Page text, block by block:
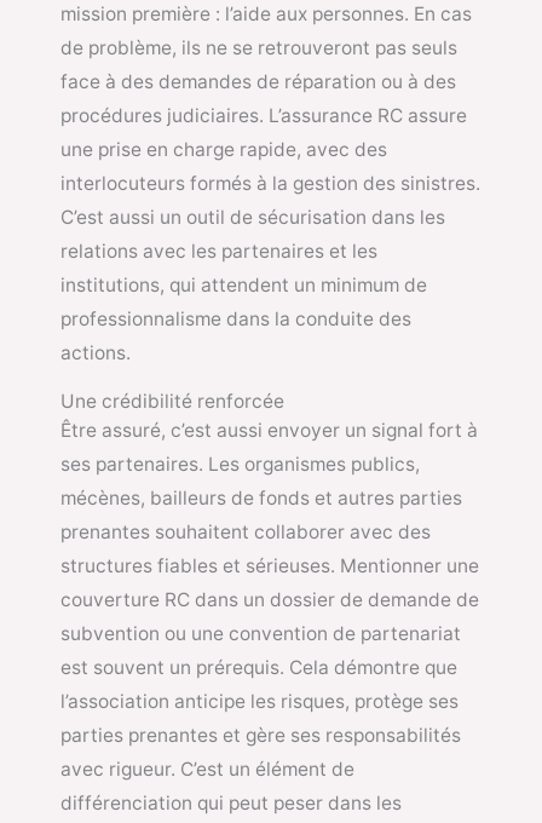
mission première : l’aide aux personnes. En cas
de problème, ils ne se retrouveront pas seuls
face à des demandes de réparation ou à des
procédures judiciaires. L’assurance RC assure
une prise en charge rapide, avec des
interlocuteurs formés à la gestion des sinistres.
C’est aussi un outil de sécurisation dans les
relations avec les partenaires et les
institutions, qui attendent un minimum de
professionnalisme dans la conduite des
actions.
Une crédibilité renforcée
Être assuré, c’est aussi envoyer un signal fort à
ses partenaires. Les organismes publics,
mécènes, bailleurs de fonds et autres parties
prenantes souhaitent collaborer avec des
structures fiables et sérieuses. Mentionner une
couverture RC dans un dossier de demande de
subvention ou une convention de partenariat
est souvent un prérequis. Cela démontre que
l’association anticipe les risques, protège ses
parties prenantes et gère ses responsabilités
avec rigueur. C’est un élément de
différenciation qui peut peser dans les